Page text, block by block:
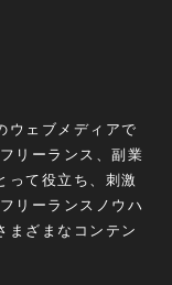
ウェブメディアで
リーランス、副業
って役立ち、刺激
リーランスノウハ
まざまなコンテン